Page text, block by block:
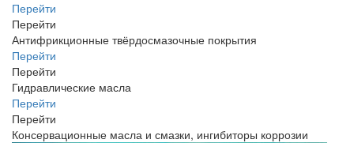
Перейти
Перейти
Антифрикционные твёрдосмазочные покрытия
Перейти
Перейти
Гидравлические масла
Перейти
Перейти
Консервационные масла и смазки, ингибиторы коррозии